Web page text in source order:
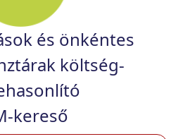
és önkéntes
költség-
kereső